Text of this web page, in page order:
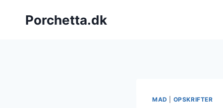
Porchetta.dk
MAD OPSKRIFTER